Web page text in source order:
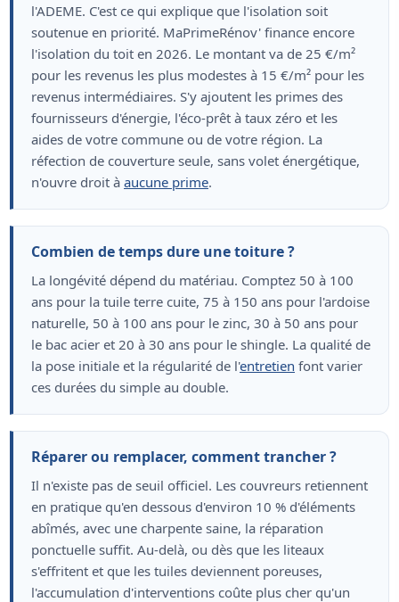
l'ADEME. C'est ce qui explique que l'isolation soit
soutenue en priorité. MaPrimeRénov' finance encore
l'isolation du toit en 2026. Le montant va de 25 €/m²
pour les revenus les plus modestes à 15 €/m² pour les
revenus intermédiaires. S'y ajoutent les primes des
fournisseurs d'énergie, l'éco-prêt à taux zéro et les
aides de votre commune ou de votre région. La
réfection de couverture seule, sans volet énergétique,
n'ouvre droit à aucune prime.
Combien de temps dure une toiture ?
La longévité dépend du matériau. Comptez 50 à 100
ans pour la tuile terre cuite, 75 à 150 ans pour l'ardoise
naturelle, 50 à 100 ans pour le zinc, 30 à 50 ans pour
le bac acier et 20 à 30 ans pour le shingle. La qualité de
la pose initiale et la régularité de l'entretien font varier
ces durées du simple au double.
Réparer ou remplacer, comment trancher ?
Il n'existe pas de seuil officiel. Les couvreurs retiennent
en pratique qu'en dessous d'environ 10 % d'éléments
abîmés, avec une charpente saine, la réparation
ponctuelle suffit. Au-delà, ou dès que les liteaux
s'effritent et que les tuiles deviennent poreuses,
l'accumulation d'interventions coûte plus cher qu'un